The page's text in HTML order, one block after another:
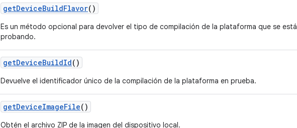
getDeviceBuildFlavor()
Es un método opcional para devolver el tipo de compilación de la plataforma que se está
probando.
getDeviceBuildId()
Devuelve el identificador único de la compilación de la plataforma en prueba.
getDeviceImageFile()
Obtén el archivo ZIP de la imagen del dispositivo local.